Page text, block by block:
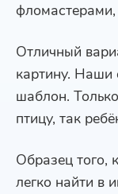
Отличный
картину. Наши
шаблон.
птицу, так
Образец того,
легко найти в